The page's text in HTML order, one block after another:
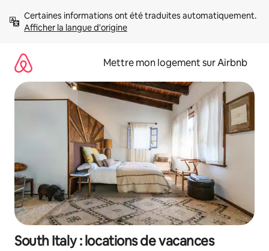
directement
Afficher la langue d'origine
Mettre mon logement sur Airbnb
South Italy : locations de vacances